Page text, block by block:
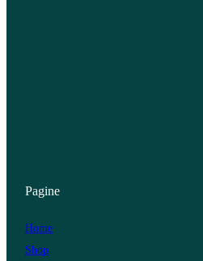
Pagine
Home
Shop